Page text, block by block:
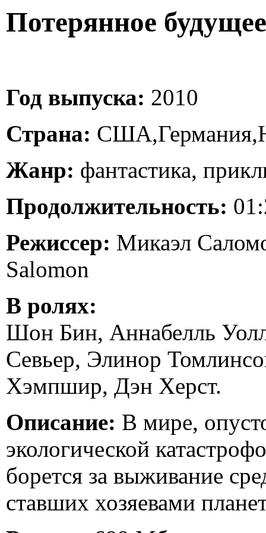
Потерянное
Год выпуска: 2010
Страна:
Жанр: фантастика,
Продолжительность:
Режиссер: Микаэл
Salomon
В ролях:
Шон Бин, Аннабелль
Севьер, Элинор
Хэмпшир, Дэн Херст.
Описание: В мире,
экологической
борется за выживание
ставших хозяевами